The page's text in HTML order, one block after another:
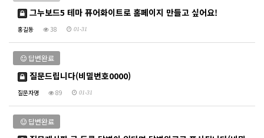
그누보드5 테마 퓨어화이트로 홈페이지 만들고 싶어요!
홍길동 38 01-31
답변완료
질문드립니다(비밀번호0000)
질문자명 89 01-31
답변완료